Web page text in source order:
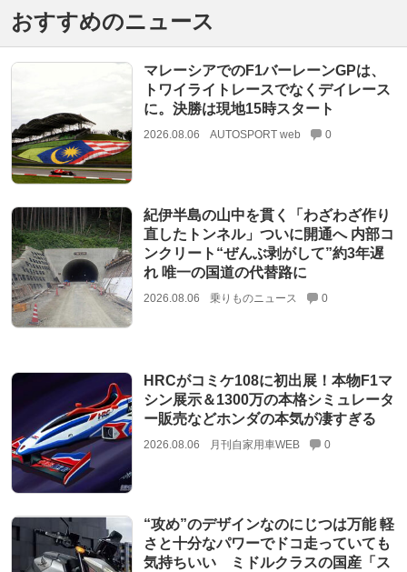
おすすめのニュース
マレーシアでのF1バーレーンGPは、
トワイライトレースでなくデイレース
に。決勝は現地15時スタート
2026.08.06 AUTOSPORT web 0
紀伊半島の山中を貫く「わざわざ作り
直したトンネル」ついに開通へ 内部コ
ンクリート“ぜんぶ剥がして”約3年遅
れ 唯一の国道の代替路に
2026.08.06 乗りものニュース 0
HRCがコミケ108に初出展！本物F1マ
シン展示＆1300万の本格シミュレータ
ー販売などホンダの本気が凄すぎる
2026.08.06 月刊自家用車WEB 0
“攻め”のデザインなのにじつは万能 軽
さと十分なパワーでドコ走っていても
気持ちいい ミドルクラスの国産「ス